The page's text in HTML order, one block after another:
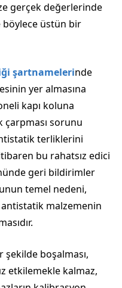
gerçek değerlerinde
böylece üstün bir
şartnamelerinde
yer almasına
kapı koluna
sorunu
terliklerini
bu rahatsız edici
geri bildirimler
temel nedeni,
malzemenin
boşalması,
etkilemekle kalmaz,